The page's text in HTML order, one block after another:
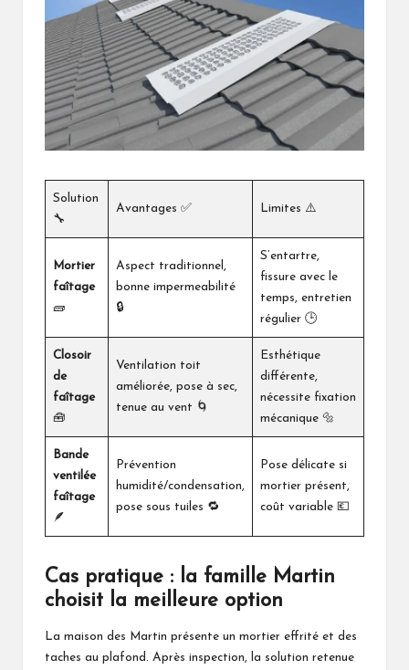
Solution
🔧
Avantages ✅ Limites ⚠️
Mortier
faîtage
🧱
Aspect traditionnel,
bonne impermeabilité
🔒
S’entartre,
fissure avec le
temps, entretien
régulier 🕒
Closoir
de
faîtage
🧰
Ventilation toit
améliorée, pose à sec,
tenue au vent 🌀
Esthétique
différente,
nécessite fixation
mécanique 🔩
Bande
ventilée
faîtage
🪶
Prévention
humidité/condensation,
pose sous tuiles 🔁
Pose délicate si
mortier présent,
coût variable 💶
Cas pratique : la famille Martin
choisit la meilleure option
La maison des Martin présente un mortier effrité et des
taches au plafond. Après inspection, la solution retenue